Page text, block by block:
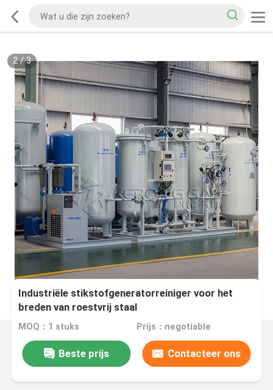
2/3
Industriële stikstofgeneratorreiniger voor het
breden van roestvrij staal
MOQ：1 stuks Prijs：negotiable
Beste prijs Contacteer ons